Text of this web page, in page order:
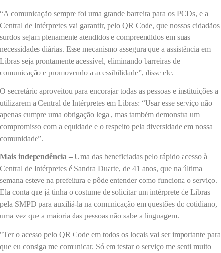
“A comunicação sempre foi uma grande barreira para os PCDs, e a
Central de Intérpretes vai garantir, pelo QR Code, que nossos cidadãos
surdos sejam plenamente atendidos e compreendidos em suas
necessidades diárias. Esse mecanismo assegura que a assistência em
Libras seja prontamente acessível, eliminando barreiras de
comunicação e promovendo a acessibilidade”, disse ele.
O secretário aproveitou para encorajar todas as pessoas e instituições a
utilizarem a Central de Intérpretes em Libras: “Usar esse serviço não
apenas cumpre uma obrigação legal, mas também demonstra um
compromisso com a equidade e o respeito pela diversidade em nossa
comunidade”.
Mais independência – Uma das beneficiadas pelo rápido acesso à
Central de Intérpretes é Sandra Duarte, de 41 anos, que na última
semana esteve na prefeitura e pôde entender como funciona o serviço.
Ela conta que já tinha o costume de solicitar um intérprete de Libras
pela SMPD para auxiliá-la na comunicação em questões do cotidiano,
uma vez que a maioria das pessoas não sabe a linguagem.
"Ter o acesso pelo QR Code em todos os locais vai ser importante para
que eu consiga me comunicar. Só em testar o serviço me senti muito